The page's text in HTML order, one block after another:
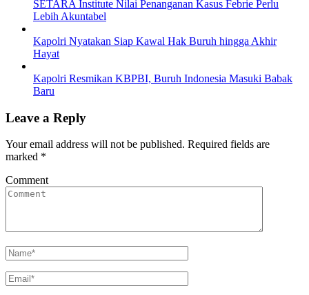
SETARA Institute Nilai Penanganan Kasus Febrie Perlu
Lebih Akuntabel
Kapolri Nyatakan Siap Kawal Hak Buruh hingga Akhir
Hayat
Kapolri Resmikan KBPBI, Buruh Indonesia Masuki Babak
Baru
Leave a Reply
Your email address will not be published. Required fields are
marked *
Comment